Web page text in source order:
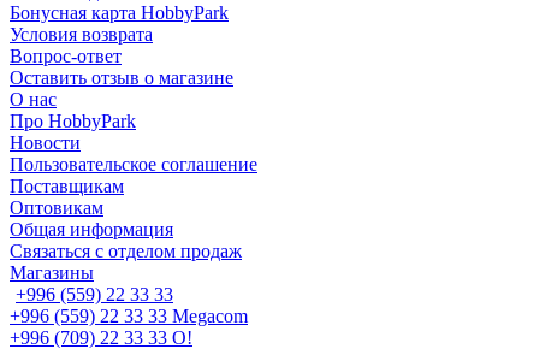
Бонусная карта HobbyPark
Условия возврата
Вопрос-ответ
Оставить отзыв о магазине
О нас
Про HobbyPark
Новости
Пользовательское соглашение
Поставщикам
Оптовикам
Общая информация
Связаться с отделом продаж
Магазины
+996 (559) 22 33 33
+996 (559) 22 33 33 Megacom
+996 (709) 22 33 33 O!